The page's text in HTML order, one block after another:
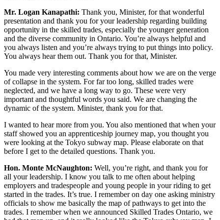
Mr. Logan Kanapathi: Thank you, Minister, for that wonderful
presentation and thank you for your leadership regarding building
opportunity in the skilled trades, especially the younger generation
and the diverse community in Ontario. You’re always helpful and
you always listen and you’re always trying to put things into policy.
You always hear them out. Thank you for that, Minister.
You made very interesting comments about how we are on the verge
of collapse in the system. For far too long, skilled trades were
neglected, and we have a long way to go. These were very
important and thoughtful words you said. We are changing the
dynamic of the system. Minister, thank you for that.
I wanted to hear more from you. You also mentioned that when your
staff showed you an apprenticeship journey map, you thought you
were looking at the Tokyo subway map. Please elaborate on that
before I get to the detailed questions. Thank you.
Hon. Monte McNaughton: Well, you’re right, and thank you for
all your leadership. I know you talk to me often about helping
employers and tradespeople and young people in your riding to get
started in the trades. It’s true. I remember on day one asking ministry
officials to show me basically the map of pathways to get into the
trades. I remember when we announced Skilled Trades Ontario, we